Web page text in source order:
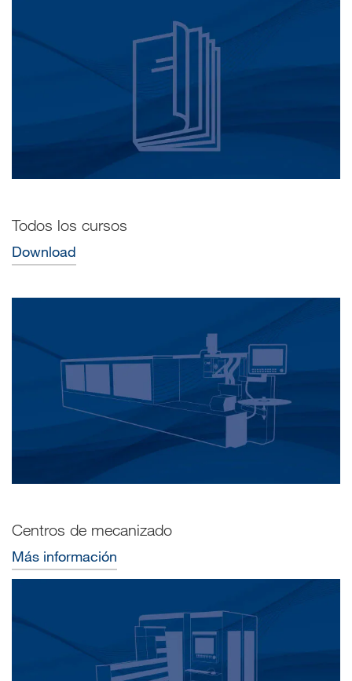
Todos los cursos
Download
Centros de mecanizado
Más información